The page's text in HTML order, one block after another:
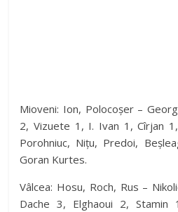
Mioveni: Ion, Polocoșer –
2, Vizuete 1, I. Ivan 1, Cîrjan
Porohniuc, Nițu, Predoi,
Goran Kurtes.
Vâlcea: Hosu, Roch, Rus –
Dache 3, Elghaoui 2, Stamin